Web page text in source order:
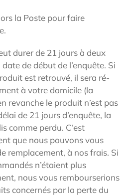
la Poste pour faire
durer de 21 jours à deux
de début de l’enquête. Si
est retrouvé, il sera ré-
à votre domicile (la
revanche le produit n’est pas
de 21 jours d’enquête, la
comme perdu. C’est
que nous pouvons vous
remplacement, à nos frais. Si
n’étaient plus
nous vous rembourserions
concernés par la perte du